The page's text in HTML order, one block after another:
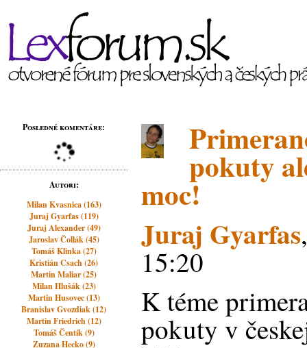
Posledné komentáre:
Autori:
Milan Kvasnica (163)
Juraj Gyarfas (119)
Juraj Alexander (49)
Jaroslav Čollák (45)
Tomáš Klinka (27)
Kristián Csach (26)
Martin Maliar (25)
Milan Hlušák (23)
Martin Husovec (13)
Branislav Gvozdiak (12)
Martin Friedrich (12)
Tomáš Čentík (9)
Zuzana Hecko (9)
pokuty
moc!
Juraj Gyarfas
15:20
K téme
pokuty v